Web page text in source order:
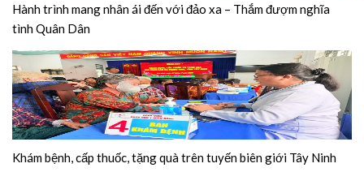
Hành trình mang nhân ái đến với đảo xa – Thắm đượm nghĩa
tình Quân Dân
Khám bệnh, cấp thuốc, tặng quà trên tuyến biên giới Tây Ninh